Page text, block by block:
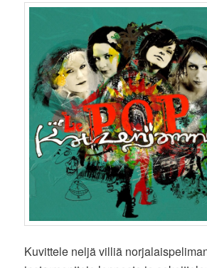
Kuvittele neljä villiä